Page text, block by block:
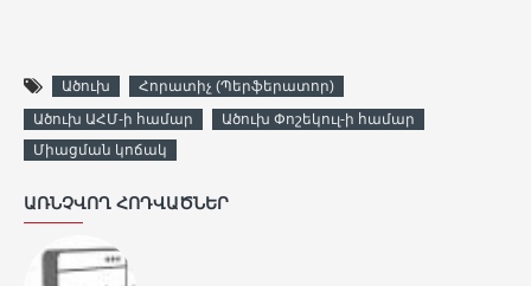
Ածուխ
Հորատիչ (Պերֆերատոր)
Ածուխ ԱՀՄ-ի համար
Ածուխ Փոշեկուլ-ի համար
Միացման կոճակ
ԱՌՆՉՎՈՂ ՀՈԴՎԱԾՆԵՐ